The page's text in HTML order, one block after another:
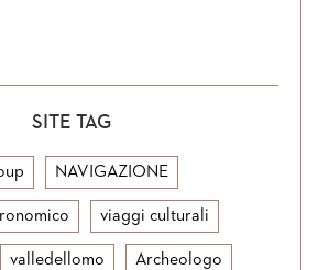
SITE TAG
NAVIGAZIONE
viaggi culturali
valledellomo Archeologo